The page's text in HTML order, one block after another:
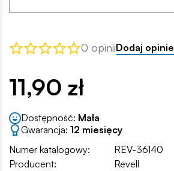
0 opiniiDodaj opinie
11,90 zł
Dostępność: Mała
Gwarancja: 12 miesięcy
Numer katalogowy:
REV-36140
Producent:
Revell